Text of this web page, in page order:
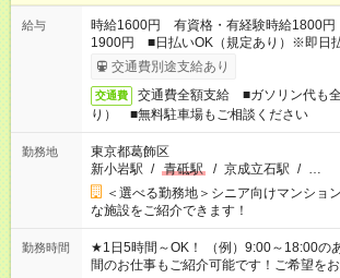
給与
時給1600円 有資格・有経験時給1800
1900円 ■日払いOK（規定あり）※即日
交通費別途支給あり
交通費
交通費全額支給 ■ガソリン代も
り） ■無料駐車場もご相談ください
勤務地
東京都葛飾区
新小岩駅 / 青砥駅 / 京成立石駅 / …
＜選べる勤務地＞シニア向けマンシ
な施設をご紹介できます！
勤務時間
★1日5時間～OK！ （例）9:00～18:00の
間のお仕事もご紹介可能です！ご希望を